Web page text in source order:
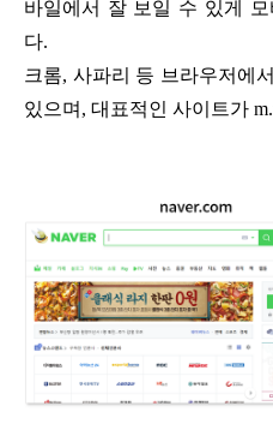
바일에서 잘 보일 수 있게
다.
크롬, 사파리 등 브라우저에
있으며, 대표적인 사이트가